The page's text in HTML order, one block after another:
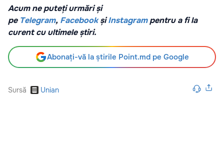
Acum ne puteți urmări și
pe Telegram, Facebook șiInstagrampentru a fi la
curent cu ultimele știri.
Abonați-vă la știrile Point.md pe Google
Sursă Unian